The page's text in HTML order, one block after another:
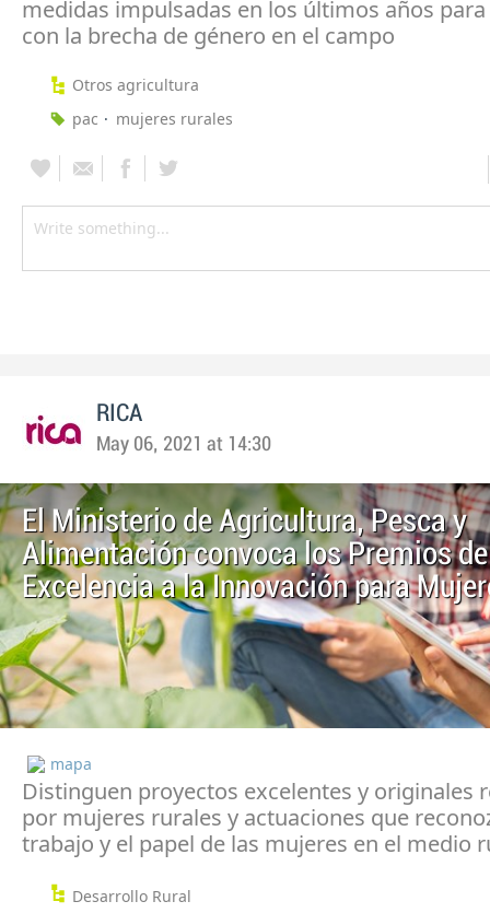
medidas impulsadas en los últimos años
con la brecha de género en el campo
Otros agricultura
pac
mujeres rurales
RICA
May 06, 2021 at 14:30
El Ministerio de Agricultura, Pesca y
Alimentación convoca los Premios de
Excelencia a la Innovación para
mapa
Distinguen proyectos excelentes y originales
por mujeres rurales y actuaciones que
trabajo y el papel de las mujeres en el medio
Desarrollo Rural